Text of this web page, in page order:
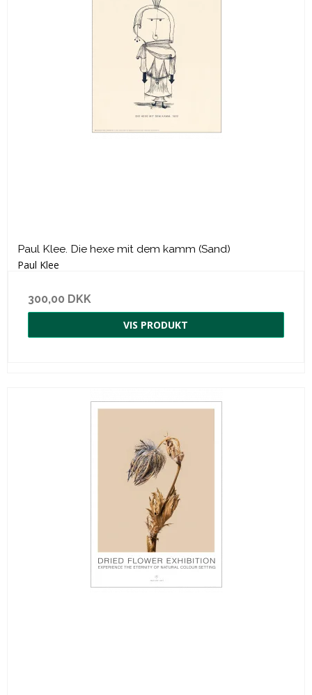
Paul Klee. Die hexe mit dem kamm (Sand)
Paul Klee
300,00 DKK
VIS PRODUKT